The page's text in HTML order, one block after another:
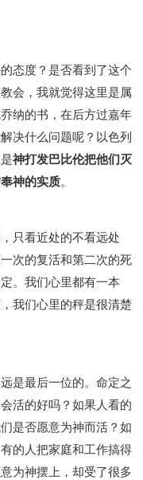
态度？是否看到了这个
会，我就觉得这里是属
纳的书，在后方过嘉年
决什么问题呢？以色列
神打发巴比伦把他们灭
神的实质。
只看近处的不看远处
次的复活和第二次的死
。我们心里都有一本
我们心里的秤是很清楚
是最后一位的。命定之
活的好吗？如果人看的
是否愿意为神而活？如
的人把家庭和工作搞得
为神摆上，却受了很多